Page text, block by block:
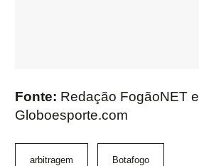
Fonte: Redação FogãoNET e
Globoesporte.com
arbitragem Botafogo